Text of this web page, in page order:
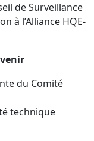
de Surveillance
à l’Alliance HQE-
du Comité
technique